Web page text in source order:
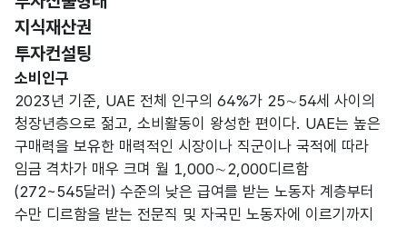
지식재산권
투자컨설팅
시장 및 소비자 특성
소비인구
2023년 기준, UAE 전체 인구의 64%가 25∼54세 사이의
청장년층으로 젊고, 소비활동이 왕성한 편이다. UAE는 높은
구매력을 보유한 매력적인 시장이나 직군이나 국적에 따라
임금 격차가 매우 크며 월 1,000∼2,000디르함
(272~545달러) 수준의 낮은 급여를 받는 노동자 계층부터
수만 디르함을 받는 전문직 및 자국민 노동자에 이르기까지